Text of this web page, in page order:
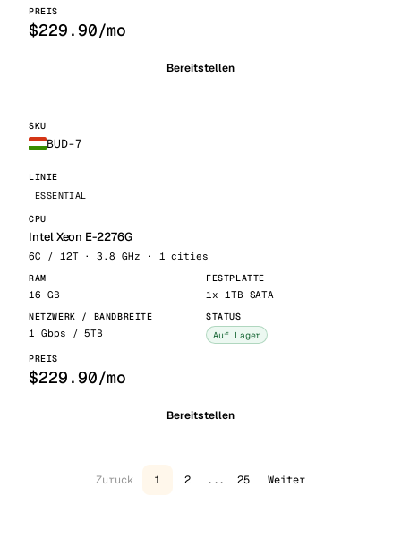
$229.90/mo
Bereitstellen
BUD-7
ESSENTIAL
Intel Xeon E-2276G
6C / 12T · 3.8 GHz · 1 cities
16 GB 1x 1TB SATA
1 Gbps / 5TB Auf Lager
$229.90/mo
Bereitstellen
Zuruck 1 2 ... 25 Weiter